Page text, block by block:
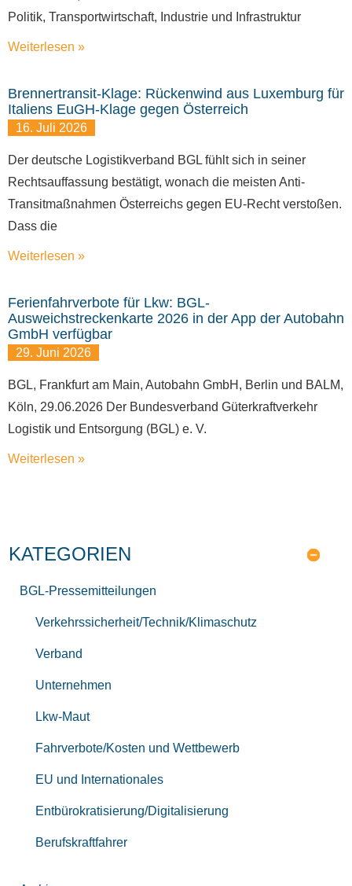
Politik, Transportwirtschaft, Industrie und Infrastruktur
Weiterlesen »
Brennertransit-Klage: Rückenwind aus Luxemburg für
Italiens EuGH-Klage gegen Österreich
16. Juli 2026
Der deutsche Logistikverband BGL fühlt sich in seiner
Rechtsauffassung bestätigt, wonach die meisten Anti-
Transitmaßnahmen Österreichs gegen EU-Recht verstoßen.
Dass die
Weiterlesen »
Ferienfahrverbote für Lkw: BGL-
Ausweichstreckenkarte 2026 in der App der Autobahn
GmbH verfügbar
29. Juni 2026
BGL, Frankfurt am Main, Autobahn GmbH, Berlin und BALM,
Köln, 29.06.2026 Der Bundesverband Güterkraftverkehr
Logistik und Entsorgung (BGL) e. V.
Weiterlesen »
KATEGORIEN
BGL-Pressemitteilungen
Verkehrssicherheit/Technik/Klimaschutz
Verband
Unternehmen
Lkw-Maut
Fahrverbote/Kosten und Wettbewerb
EU und Internationales
Entbürokratisierung/Digitalisierung
Berufskraftfahrer